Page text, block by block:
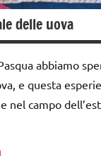
delle uova
abbiamo
e questa
nel campo